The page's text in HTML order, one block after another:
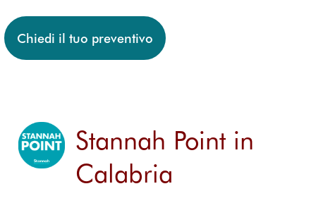
Chiedi il tuo preventivo
Stannah Point in
Calabria